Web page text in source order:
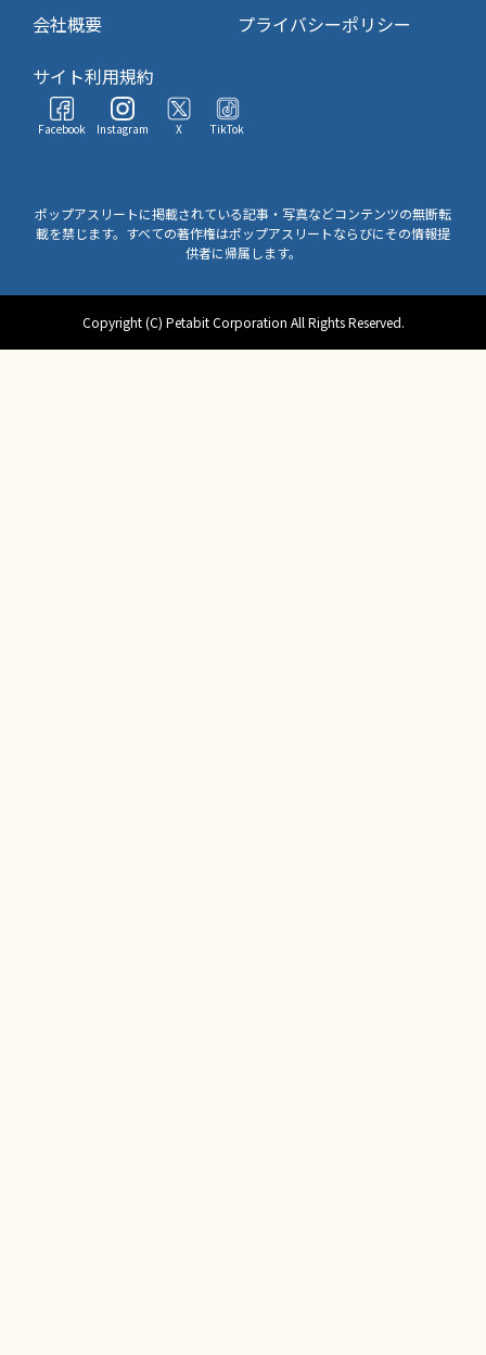
会社概要
プライバシーポリシー
サイト利用規約
Facebook Instagram X TikTok
ポップアスリートに掲載されている記事・写真などコンテンツの無断転
載を禁じます。すべての著作権はポップアスリートならびにその情報提
供者に帰属します。
Copyright (C) Petabit Corporation All Rights Reserved.